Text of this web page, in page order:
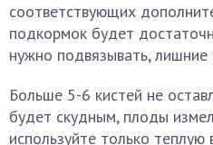
соответствующих
подкормок будет
нужно подвязывать, лишние
Больше 5-6 кистей не
будет скудным, плоды
используйте только